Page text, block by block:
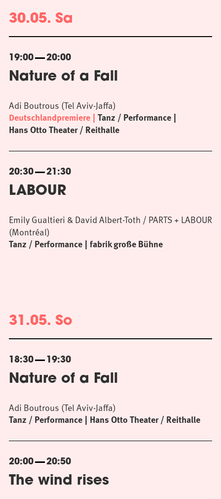
30.05. Sa
19:00 20:00
Nature of a Fall
Deutschlandpremiere Tanz / Performance
Hans Otto Theater / Reithalle
Adi Boutrous (Tel Aviv-Jaffa)
20:30 21:30
LABOUR
Tanz / Performance fabrik große Bühne
Emily Gualtieri & David Albert-Toth / PARTS + LABOUR
(Montréal)
31.05. So
18:30 19:30
Nature of a Fall
Tanz / Performance Hans Otto Theater / Reithalle
Adi Boutrous (Tel Aviv-Jaffa)
20:00 20:50
The wind rises